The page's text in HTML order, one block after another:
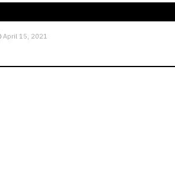
April 15, 2021